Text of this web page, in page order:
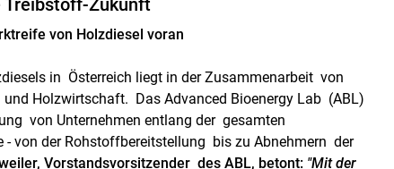
von Holzdiesel voran
in Österreich liegt in der Zusammenarbeit von
Holzwirtschaft. Das Advanced Bioenergy Lab (ABL)
von Unternehmen entlang der gesamten
- von der Rohstoffbereitstellung bis zu Abnehmern der
Vorstandsvorsitzender des ABL, betont: "Mit der